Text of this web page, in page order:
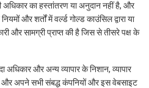
अधिकार का हस्तांतरण या अनुदान नहीं है, और
और शर्तों में वर्ल्ड गोल्ड काउंसिल द्वारा या
और सामग्री प्राप्त की है जिस से तीसरे पक्ष के
अधिकार और अन्य व्यापार के निशान, व्यापार
और अपने सभी संबद्ध कंपनियों और इस वेबसाइट